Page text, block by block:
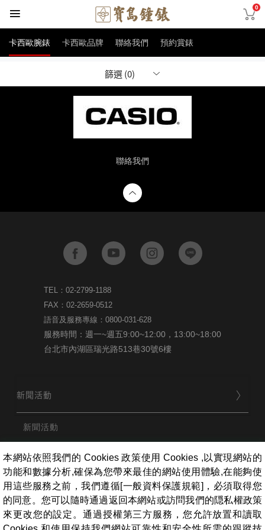
0
卡西歐腕錶 卡西歐品牌 聯絡我們 預約賞錶
篩選 (0)
聯絡我們
TEL：02-2799-1188
FAX：02-2659-0512
語音及服務專線：0800-031-628
服務時間：週一~週五9:00~12:00，13:00~18:00
台北市內湖區瑞光路513巷30號6樓
新聞活動
新聞活動
品牌
用戶服務
本網站依照我們的 Cookies 政策使用 Cookies ,以實現網站的
功能和數據分析,確保為您帶來最佳的網站使用體驗,在能夠使
用這些服務之前，我們遵循[一般資料保護規範]，必須取得您
的同意。您可以隨時通過返回本網站或訪問我們的隠私權政策
來更改您的設定。通過授權第三方服務，您允許放置和讀取